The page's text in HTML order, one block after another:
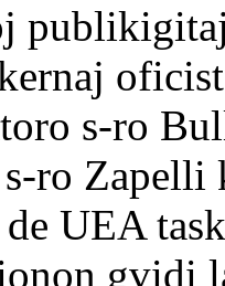
s-ro
ro Zapelli
UEA
gvidi